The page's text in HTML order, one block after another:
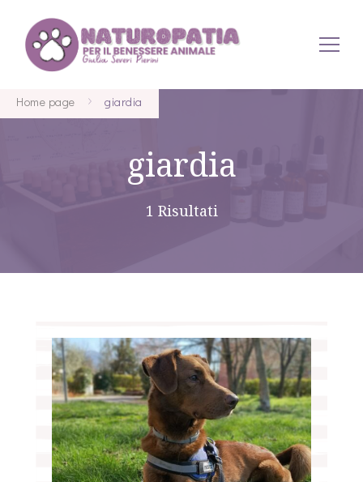
Naturopatia per Animali
Home page giardia
giardia
1 Risultati